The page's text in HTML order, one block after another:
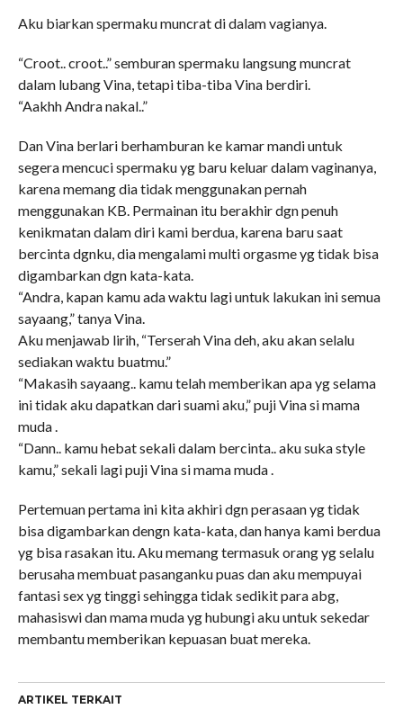
Aku biarkan spermaku muncrat di dalam vagianya.
“Croot.. croot..” semburan spermaku langsung muncrat
dalam lubang Vina, tetapi tiba-tiba Vina berdiri.
“Aakhh Andra nakal..”
Dan Vina berlari berhamburan ke kamar mandi untuk
segera mencuci spermaku yg baru keluar dalam vaginanya,
karena memang dia tidak menggunakan pernah
menggunakan KB. Permainan itu berakhir dgn penuh
kenikmatan dalam diri kami berdua, karena baru saat
bercinta dgnku, dia mengalami multi orgasme yg tidak bisa
digambarkan dgn kata-kata.
“Andra, kapan kamu ada waktu lagi untuk lakukan ini semua
sayaang,” tanya Vina.
Aku menjawab lirih, “Terserah Vina deh, aku akan selalu
sediakan waktu buatmu.”
“Makasih sayaang.. kamu telah memberikan apa yg selama
ini tidak aku dapatkan dari suami aku,” puji Vina si mama
muda .
“Dann.. kamu hebat sekali dalam bercinta.. aku suka style
kamu,” sekali lagi puji Vina si mama muda .
Pertemuan pertama ini kita akhiri dgn perasaan yg tidak
bisa digambarkan dengn kata-kata, dan hanya kami berdua
yg bisa rasakan itu. Aku memang termasuk orang yg selalu
berusaha membuat pasanganku puas dan aku mempuyai
fantasi sex yg tinggi sehingga tidak sedikit para abg,
mahasiswi dan mama muda yg hubungi aku untuk sekedar
membantu memberikan kepuasan buat mereka.
ARTIKEL TERKAIT